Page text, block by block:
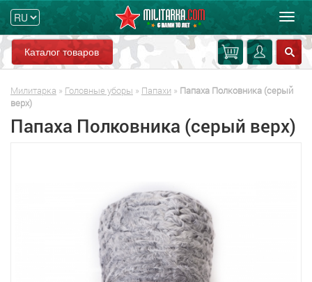
Каталог товаров
Милитарка » Головные уборы » Папахи » Папаха Полковника (серый
верх)
Папаха Полковника (серый верх)